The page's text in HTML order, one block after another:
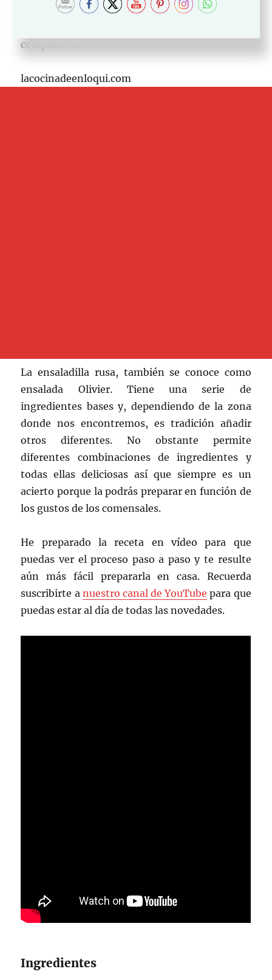
receta con los ingredientes más básicos, para
complicación.
lacocinadeenloqui.com
La ensaladilla rusa, también se conoce como
ensalada Olivier. Tiene una serie de
ingredientes bases y, dependiendo de la zona
donde nos encontremos, es tradición añadir
otros diferentes. No obstante permite
diferentes combinaciones de ingredientes y
todas ellas deliciosas así que siempre es un
acierto porque la podrás preparar en función de
los gustos de los comensales.
He preparado la receta en vídeo para que
puedas ver el proceso paso a paso y te resulte
aún más fácil prepararla en casa. Recuerda
suscribirte a nuestro canal de YouTube para que
puedas estar al día de todas las novedades.
Ingredientes